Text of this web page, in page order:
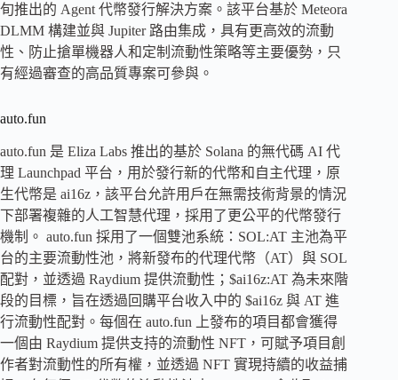
旬推出的 Agent 代幣發行解決方案。該平台基於 Meteora
DLMM 構建並與 Jupiter 路由集成，具有更高效的流動
性、防止搶單機器人和定制流動性策略等主要優勢，只
有經過審查的高品質專案可參與。
auto.fun
auto.fun 是 Eliza Labs 推出的基於 Solana 的無代碼 AI 代
理 Launchpad 平台，用於發行新的代幣和自主代理，原
生代幣是 ai16z，該平台允許用戶在無需技術背景的情況
下部署複雜的人工智慧代理，採用了更公平的代幣發行
機制。 auto.fun 採用了一個雙池系統：SOL:AT 主池為平
台的主要流動性池，將新發布的代理代幣（AT）與 SOL
配對，並透過 Raydium 提供流動性；$ai16z:AT 為未來階
段的目標，旨在透過回購平台收入中的 $ai16z 與 AT 進
行流動性配對。每個在 auto.fun 上發布的項目都會獲得
一個由 Raydium 提供支持的流動性 NFT，可賦予項目創
作者對流動性的所有權，並透過 NFT 實現持續的收益捕